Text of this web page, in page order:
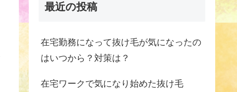
最近の投稿
在宅勤務になって抜け毛が気になったの
はいつから？対策は？
在宅ワークで気になり始めた抜け毛